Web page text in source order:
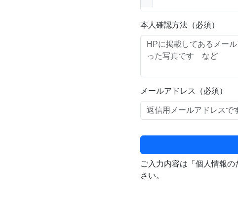
本人確認方法（必須）
メールアドレス（必須）
ご入力内容は「個人情報
さい。